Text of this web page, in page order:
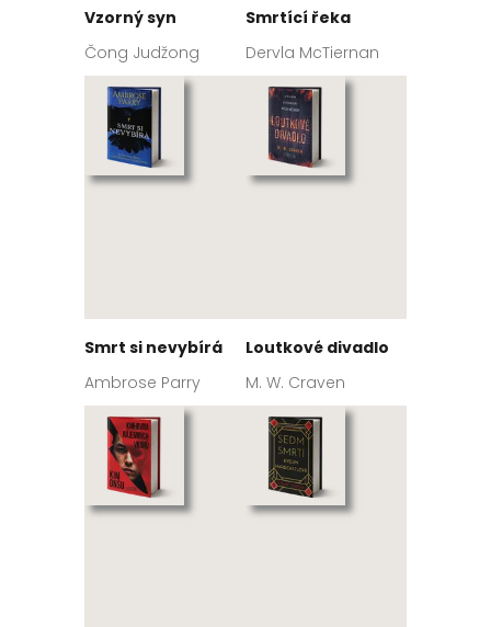
Vzorný syn
Čong Judžong
Smrtící řeka
Dervla McTiernan
Smrt si nevybírá
Ambrose Parry
Loutkové divadlo
M. W. Craven